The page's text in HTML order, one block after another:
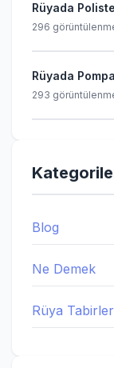
Rüyada
296
Rüyada
293
Blog
Ne Demek
Rüya